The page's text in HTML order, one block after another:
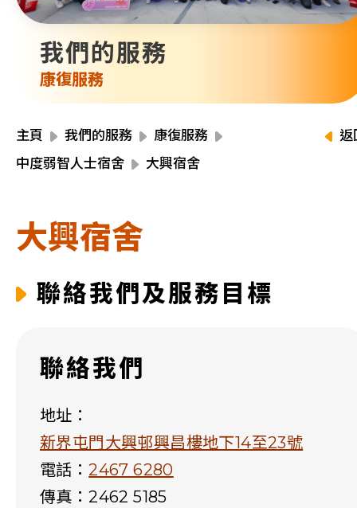
我們的服務
康復服務
主頁 我們的服務
康復服務
中度弱智人士宿舍
大興宿舍
返
大興宿舍
聯絡我們及服務目標
聯絡我們
地址：
新界屯門大興邨興昌樓地下14至23號
電話： 2467 6280
傳真：2462 5185
捐款方法
支持我們
新聞稿及媒體報導
會訊及刊物
活動報名
加入我們